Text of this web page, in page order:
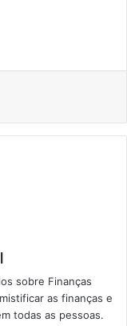
sobre Finanças
as finanças e
todas as pessoas.